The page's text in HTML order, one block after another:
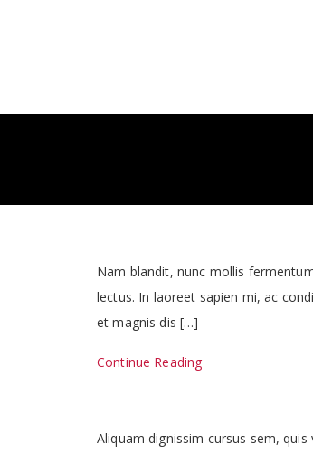
Nam blandit, nunc mollis
lectus. In laoreet sapien mi, ac
et magnis dis […]
Continue Reading
Aliquam dignissim cursus sem,